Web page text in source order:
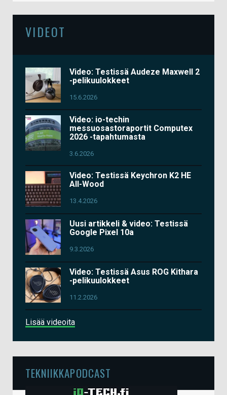
VIDEOT
Video: Testissä Audeze Maxwell 2
-pelikuulokkeet
15.6.2026
Video: io-techin
messuosastoraportit Computex
2026 -tapahtumasta
3.6.2026
Video: Testissä Keychron K2 HE
All-Wood
13.4.2026
Uusi artikkeli & video: Testissä
Google Pixel 10a
9.3.2026
Video: Testissä Asus ROG Kithara
-pelikuulokkeet
11.2.2026
Lisää videoita
TEKNIIKKAPODCAST